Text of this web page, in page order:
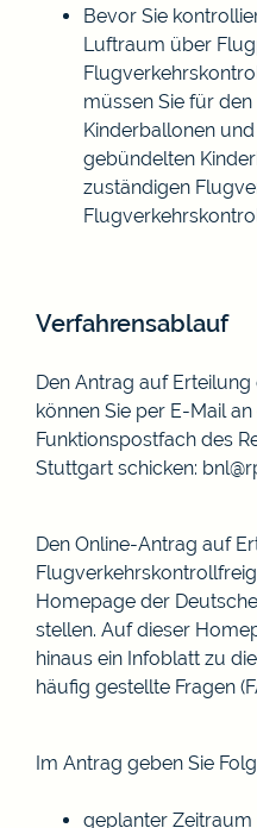
Bevor Sie
Luftraum über
müssen Sie für
Kinderballonen
gebündelten
zuständigen
Verfahrensablauf
Den Antrag auf
können Sie per E-Mail
Funktionspostfach des
Stuttgart schicken:
Den Online-Antrag auf
Homepage der
stellen. Auf dieser
hinaus ein Infoblatt zu
häufig gestellte Fragen
Im Antrag geben Sie
geplanter